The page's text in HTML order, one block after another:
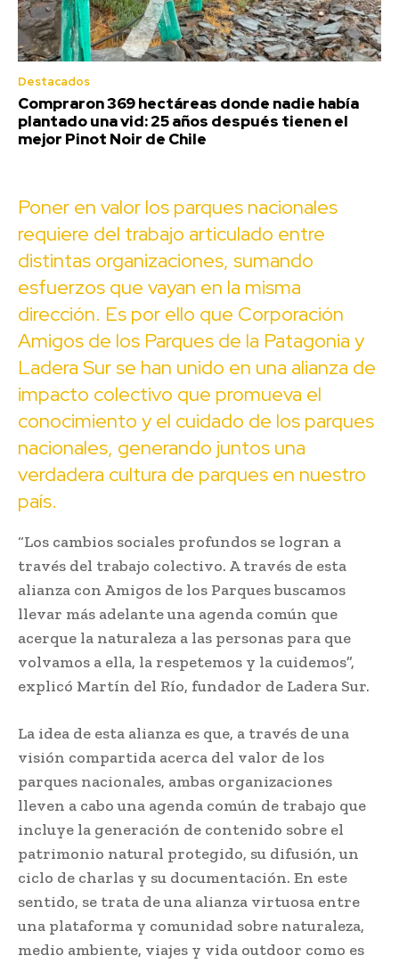
Destacados
Compraron 369 hectáreas donde nadie había
plantado una vid: 25 años después tienen el
mejor Pinot Noir de Chile
Poner en valor los parques nacionales
requiere del trabajo articulado entre
distintas organizaciones, sumando
esfuerzos que vayan en la misma
dirección. Es por ello que Corporación
Amigos de los Parques de la Patagonia y
Ladera Sur se han unido en una alianza de
impacto colectivo que promueva el
conocimiento y el cuidado de los parques
nacionales, generando juntos una
verdadera cultura de parques en nuestro
país.
“Los cambios sociales profundos se logran a
través del trabajo colectivo. A través de esta
alianza con Amigos de los Parques buscamos
llevar más adelante una agenda común que
acerque la naturaleza a las personas para que
volvamos a ella, la respetemos y la cuidemos”,
explicó Martín del Río, fundador de Ladera Sur.
La idea de esta alianza es que, a través de una
visión compartida acerca del valor de los
parques nacionales, ambas organizaciones
lleven a cabo una agenda común de trabajo que
incluye la generación de contenido sobre el
patrimonio natural protegido, su difusión, un
ciclo de charlas y su documentación. En este
sentido, se trata de una alianza virtuosa entre
una plataforma y comunidad sobre naturaleza,
medio ambiente, viajes y vida outdoor como es